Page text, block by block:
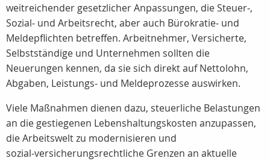
weitreichender gesetzlicher Anpassungen, die Steuer‑,
Sozial‑ und Arbeitsrecht, aber auch Bürokratie‑ und
Meldepflichten betreffen. Arbeitnehmer, Versicherte,
Selbstständige und Unternehmen sollten die
Neuerungen kennen, da sie sich direkt auf Nettolohn,
Abgaben, Leistungs‑ und Meldeprozesse auswirken.
Viele Maßnahmen dienen dazu, steuerliche Belastungen
an die gestiegenen Lebenshaltungskosten anzupassen,
die Arbeitswelt zu modernisieren und
sozial‑versicherungsrechtliche Grenzen an aktuelle